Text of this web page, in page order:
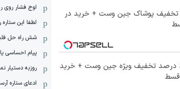
60% تخفیف پوشاک جین وست + خرید در
تا 60 درصد تخفیف ویژه جین وست + خرید
اوج فشار روی
لطفا این
شش راه حل
پیام احساسی
روزبه دستیار
ادعای ستاره